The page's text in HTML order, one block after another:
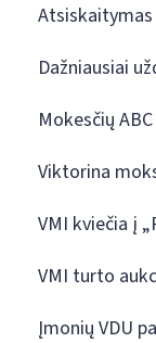
Dažniausiai
Mokesčių ABC
Viktorina
VMI kviečia į
VMI turto
Įmonių VDU